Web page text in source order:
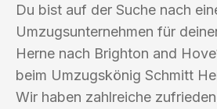
Du bist auf der Suche nach
Umzugsunternehmen für
Herne nach Brighton and
beim Umzugskönig Schmitt
Wir haben zahlreiche